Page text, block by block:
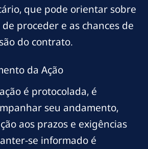
que pode orientar sobre
proceder e as chances de
do contrato.
da Ação
é protocolada, é
seu andamento,
aos prazos e exigências
se informado é